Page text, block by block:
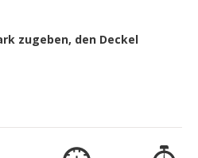
zugeben, den Deckel